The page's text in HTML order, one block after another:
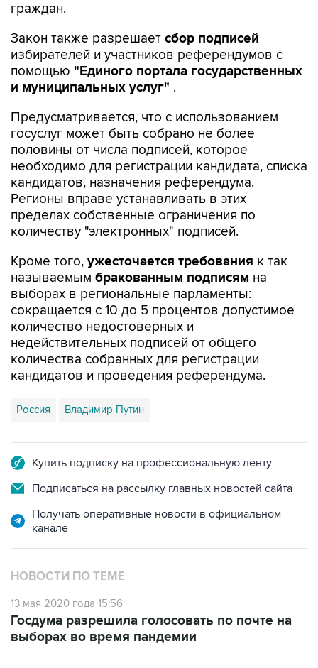
Закон также разрешает
помощью"Единого портала государственных
и муниципальных услуг".
Предусматривается, что с использованием
половины от числа подписей, которое
необходимо для регистрации кандидата, списка
кандидатов, назначения референдума.
Регионы вправе устанавливать в этих
пределах собственные ограничения по
количеству "электронных" подписей.
Кроме того, ужесточается требования
выборах в региональные парламенты:
сокращается с 10 до 5 процентов допустимое
количество недостоверных и
недействительных подписей от общего
количества собранных для регистрации
кандидатов и проведения референдума.
Россия Владимир Путин
Подписаться на рассылку главных новостей сайта
Получать оперативные новости в официальном
НОВОСТИ ПО ТЕМЕ
13 мая 2020 года 15:56
выборах во время пандемии